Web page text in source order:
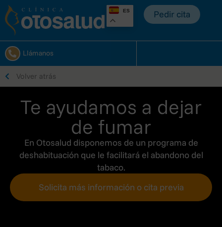
Pedir cita
ES
Llámanos
Volver atrás
Te ayudamos a dejar
de fumar
En Otosalud disponemos de un programa de
deshabituación que le facilitará el abandono del
tabaco.
Solicita más información o cita previa